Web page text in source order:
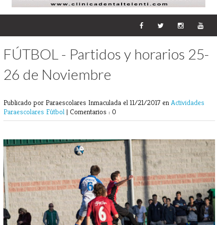
FÚTBOL - Partidos y horarios 25-
26 de Noviembre
Publicado por Paraescolares Inmaculada el 11/21/2017 en Actividades
Paraescolares Fútbol | Comentarios : 0